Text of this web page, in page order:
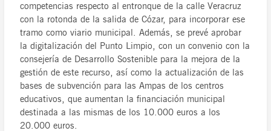
competencias respecto al entronque de la calle Veracruz
con la rotonda de la salida de Cózar, para incorporar ese
tramo como viario municipal. Además, se prevé aprobar
la digitalización del Punto Limpio, con un convenio con la
consejería de Desarrollo Sostenible para la mejora de la
gestión de este recurso, así como la actualización de las
bases de subvención para las Ampas de los centros
educativos, que aumentan la financiación municipal
destinada a las mismas de los 10.000 euros a los
20.000 euros.